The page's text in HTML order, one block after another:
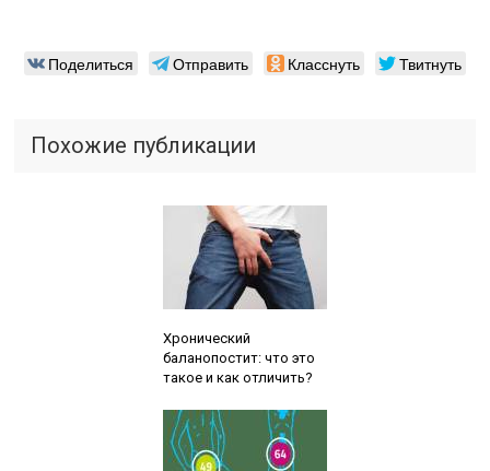
Поделиться Отправить Класснуть Твитнуть
Похожие публикации
Хронический
баланопостит: что это
такое и как отличить?